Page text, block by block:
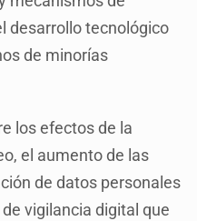
desarrollo tecnológico
de minorías
los efectos de la
el aumento de las
de datos personales
vigilancia digital que